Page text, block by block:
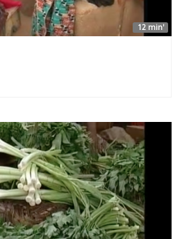
12 min'